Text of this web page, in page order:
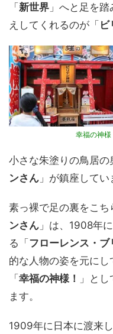
「 新世界 」へと足を
えしてくれるのが「 ビ
幸福の神様
小さな朱塗りの鳥居
ンさん 」が鎮座してい
素っ裸で足の裏をこ
ンさん 」は、1908年
る「フローレンス・ブ
的な人物の姿を元に
「幸福の神様！
」と
ます。
1909年に日本に渡来